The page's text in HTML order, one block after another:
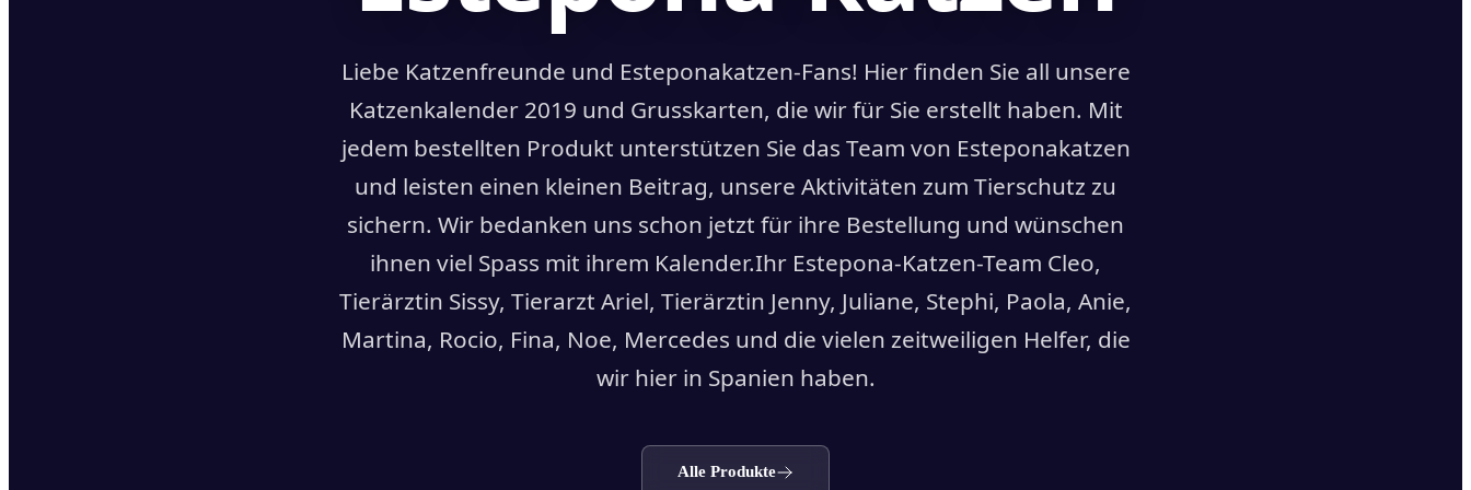
Liebe Katzenfreunde und Esteponakatzen-Fans! Hier finden Sie all unsere
Katzenkalender 2019 und Grusskarten, die wir für Sie erstellt haben. Mit
jedem bestellten Produkt unterstützen Sie das Team von Esteponakatzen
und leisten einen kleinen Beitrag, unsere Aktivitäten zum Tierschutz zu
sichern. Wir bedanken uns schon jetzt für ihre Bestellung und wünschen
ihnen viel Spass mit ihrem Kalender.Ihr Estepona-Katzen-Team Cleo,
Tierärztin Sissy, Tierarzt Ariel, Tierärztin Jenny, Juliane, Stephi, Paola, Anie,
Martina, Rocio, Fina, Noe, Mercedes und die vielen zeitweiligen Helfer, die
wir hier in Spanien haben.
Alle Produkte